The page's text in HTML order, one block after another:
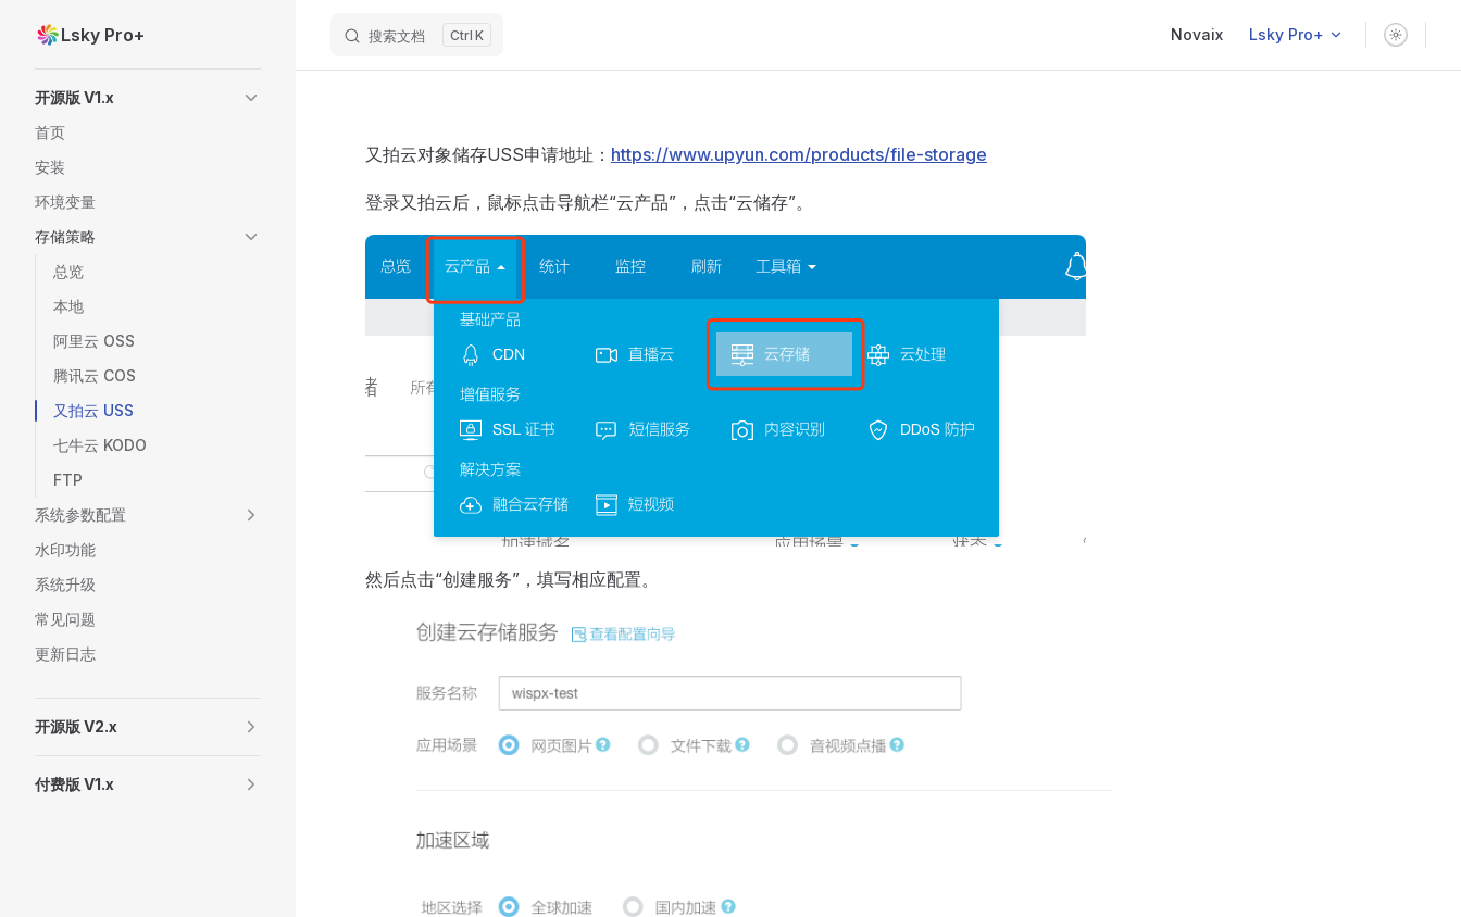
Skip to content
Lsky Pro+ 搜索文档 K Novaix Lsky Pro+
开源版 V1.x
首页
安装
环境变量
存储策略
总览
本地
阿里云 OSS
腾讯云 COS
又拍云 USS
七牛云 KODO
FTP
系统参数配置
水印功能
系统升级
常见问题
更新日志
开源版 V2.x
付费版 V1.x
又拍云对象储存USS申请地址： https://www.upyun.com/products/file-storage
登录又拍云后，鼠标点击导航栏“云产品”，点击“云储存”。
然后点击“创建服务”，填写相应配置。